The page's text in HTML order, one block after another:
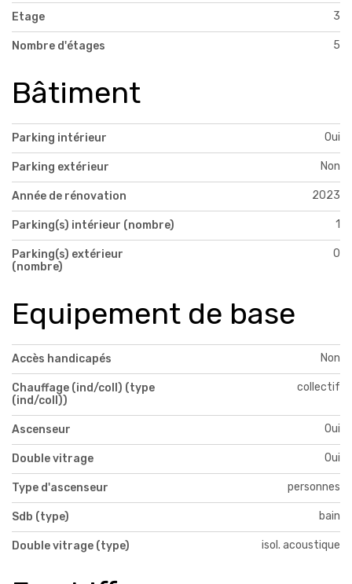
Etage 3
Nombre d'étages 5
Bâtiment
Parking intérieur Oui
Parking extérieur Non
Année de rénovation 2023
Parking(s) intérieur (nombre) 1
Parking(s) extérieur
(nombre)
0
Equipement de base
Accès handicapés Non
Chauffage (ind/coll) (type
(ind/coll))
collectif
Ascenseur Oui
Double vitrage Oui
Type d'ascenseur personnes
Sdb (type) bain
Double vitrage (type) isol. acoustique